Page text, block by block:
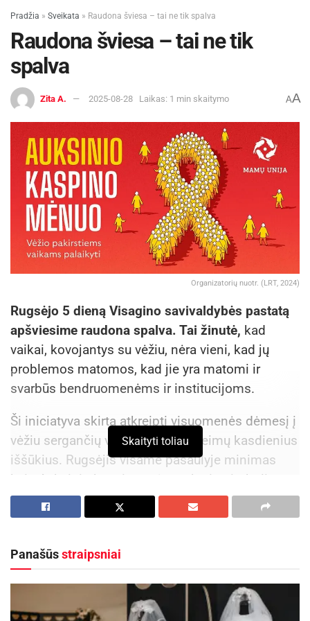
Pradžia » Sveikata » Raudona šviesa – tai ne tik spalva
Raudona šviesa – tai ne tik
spalva
Zita A. 2025-08-28 Laikas: 1 min skaitymo AA
Organizatorių nuotr. (LRT, 2024)
Rugsėjo 5 dieną Visagino savivaldybės pastatą
apšviesime raudona spalva. Tai žinutė, kad
vaikai, kovojantys su vėžiu, nėra vieni, kad jų
problemos matomos, kad jie yra matomi ir
svarbūs bendruomenėms ir institucijoms.
Ši iniciatyva skirta atkreipti visuomenės dėmesį į
vėžiu sergančių vaikų kovą ir jų šeimų kasdienius
iššūkius. Rugsėjis visame pasaulyje minimas
kaip Auksinio kaspino mėnuo, kurio simbolis –
auksinis kaspinas – žymi viltį, stiprybę ir paramą
kiekvienam vaikui, susidūrusiam su onkologine
Aktualios
Iki dešimtadalio skubiosios medicinos pagalbos
Skaityti toliau
Panašūsstraipsniai